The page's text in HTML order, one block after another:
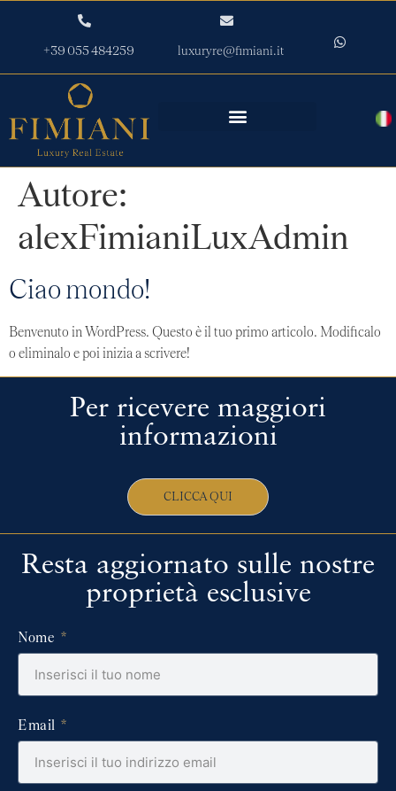
+39 055 484259 luxuryre@fimiani.it
Autore:
alexFimianiLuxAdmin
Ciao mondo!
Benvenuto in WordPress. Questo è il tuo primo articolo. Modificalo
o eliminalo e poi inizia a scrivere!
Per ricevere maggiori
informazioni
CLICCA QUI
Resta aggiornato sulle nostre
proprietà esclusive
Nome
Email